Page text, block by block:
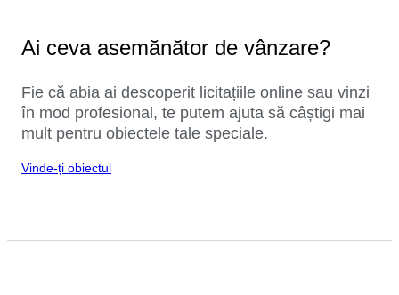
Ai ceva asemănător de vânzare?
Fie că abia ai descoperit licitațiile online sau vinzi
în mod profesional, te putem ajuta să câștigi mai
mult pentru obiectele tale speciale.
Vinde-ți obiectul